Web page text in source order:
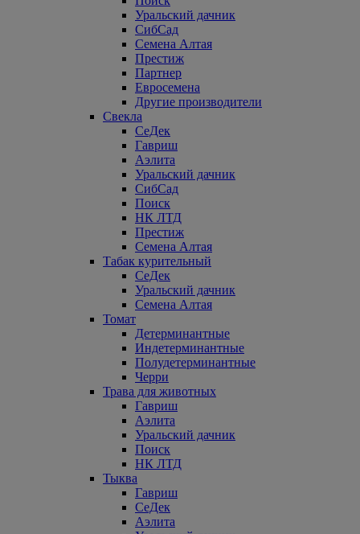
Уральский дачник
СибСад
Семена Алтая
Престиж
Партнер
Евросемена
Другие производители
Свекла
СеДек
Гавриш
Аэлита
Уральский дачник
СибСад
Поиск
НК ЛТД
Престиж
Семена Алтая
Табак курительный
СеДек
Уральский дачник
Семена Алтая
Томат
Детерминантные
Индетерминантные
Полудетерминантные
Черри
Трава для животных
Гавриш
Аэлита
Уральский дачник
Поиск
НК ЛТД
Тыква
Гавриш
СеДек
Аэлита